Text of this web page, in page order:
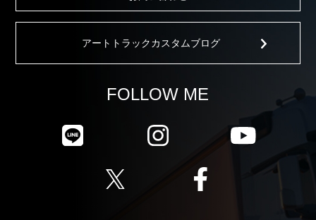
アートトラックカスタムブログ
FOLLOW ME